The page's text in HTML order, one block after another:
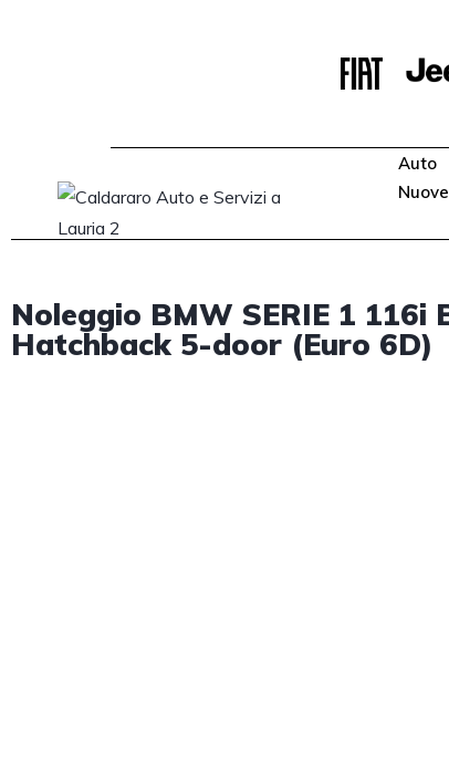
Auto
Nuove
Noleggio BMW SERIE 1 116i
Hatchback 5-door (Euro 6D)